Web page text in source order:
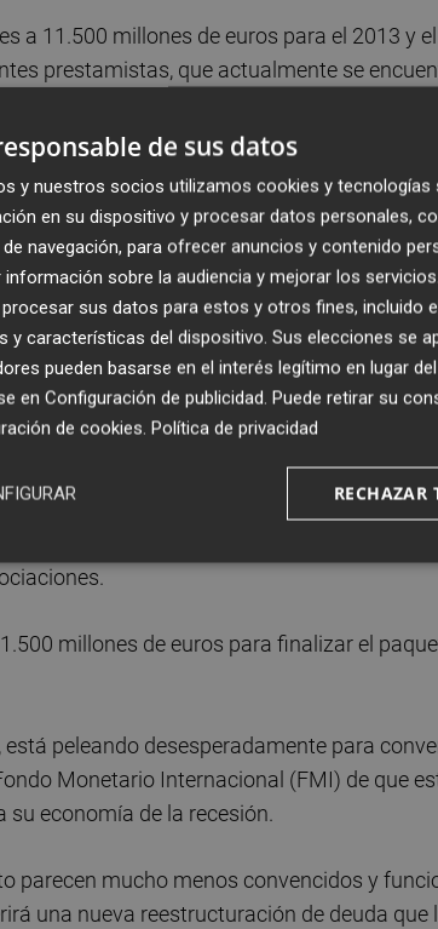
a 11.500 millones de euros para el 2013 y
prestamistas, que actualmente se
el cumplimiento de los términos de su
que los prestamistas, quienes tenían
el plan de ahorros sea concretado.
el tiempo que sea necesario y hasta que el
al ministro de Finanzas, según un
ministro Antonis Samaras consiguió
tres partidos de su administración no
en nada, sólo hay propuestas
pensiones o ingresos más bajos en el
millones de euros para finalizar el
peleando desesperadamente para
Monetario Internacional (FMI) de que
economía de la recesión.
parecen mucho menos convencidos y
una nueva reestructuración de deuda que
de sus datos
y nuestros socios utilizamos cookies y tecnologías
en su dispositivo y procesar datos personales,
navegación, para ofrecer anuncios y contenido
información sobre la audiencia y mejorar los servicios.
procesar sus datos para estos y otros fines, incluido
y características del dispositivo. Sus elecciones se
pueden basarse en el interés legítimo en lugar
en Configuración de publicidad. Puede retirar su
de cookies. Política de privacidad
RECHAZAR